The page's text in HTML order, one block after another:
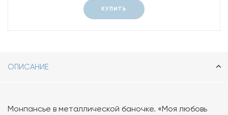
КУПИТЬ
ОПИСАНИЕ
Монпансье в металлической баночке. «Моя любовь